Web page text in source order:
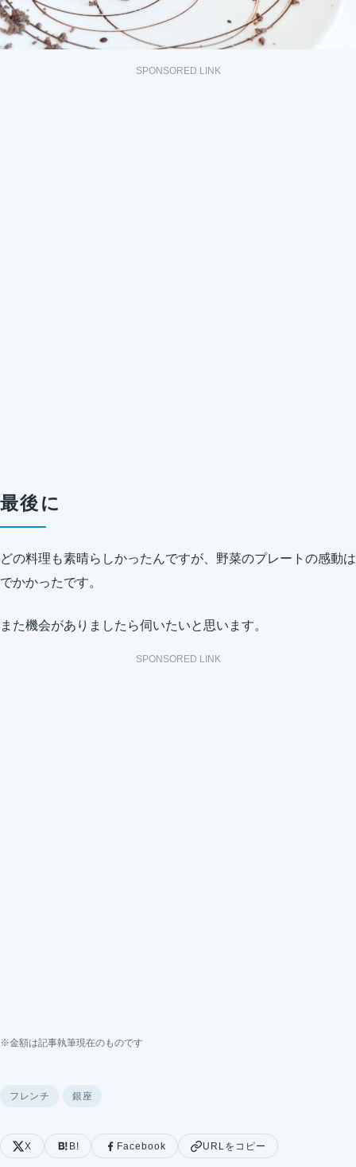
SPONSORED LINK
最後に
どの料理も素晴らしかったんですが、野菜のプレートの感動は
でかかったです。
また機会がありましたら伺いたいと思います。
SPONSORED LINK
※金額は記事執筆現在のものです
フレンチ 銀座
X B! Facebook URLをコピー